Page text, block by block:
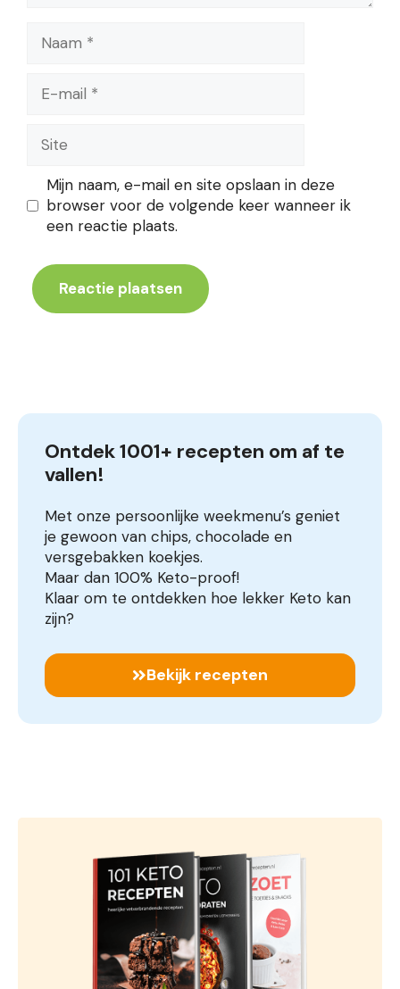
mail
Mijn naam, e-mail en site opslaan in deze
browser voor de volgende keer wanneer ik
een reactie plaats.
Ontdek 1001+ recepten om af te
vallen!
Met onze persoonlijke weekmenu’s geniet
je gewoon van chips, chocolade en
versgebakken koekjes.
Maar dan 100% Keto-proof!
Klaar om te ontdekken hoe lekker Keto kan
zijn?
Bekijk recepten